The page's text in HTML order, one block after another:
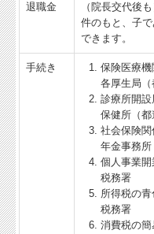
退職金
（院長交代後
件のもと、子
できます。
手続き
保険
各厚生局（
診
保健所（都
社会
年金事務所
個
税務署
所得税
税務署
消費税